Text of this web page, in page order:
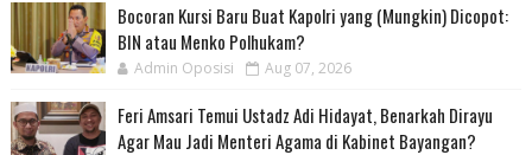
Bocoran Kursi Baru Buat Kapolri yang (Mungkin) Dicopot:
BIN atau Menko Polhukam?
Admin Oposisi Aug 07, 2026
Feri Amsari Temui Ustadz Adi Hidayat, Benarkah Dirayu
Agar Mau Jadi Menteri Agama di Kabinet Bayangan?